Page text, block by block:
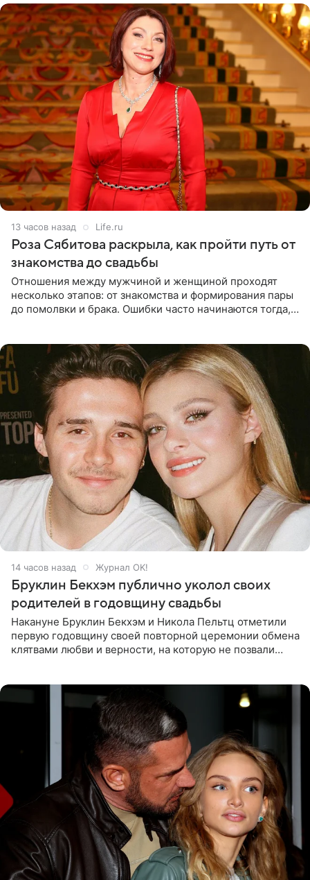
13 часов назад Life.ru
Роза Сябитова раскрыла, как пройти путь от
знакомства до свадьбы
Отношения между мужчиной и женщиной проходят
несколько этапов: от знакомства и формирования пары
до помолвки и брака. Ошибки часто начинаются тогда,
14 часов назад Журнал OK!
Бруклин Бекхэм публично уколол своих
родителей в годовщину свадьбы
Накануне Бруклин Бекхэм и Никола Пельтц отметили
первую годовщину своей повторной церемонии обмена
клятвами любви и верности, на которую не позвали